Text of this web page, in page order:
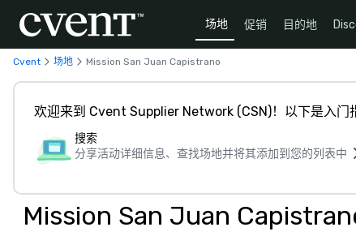
场地 促销 目的地
Cvent 场地 Mission San Juan Capistrano
欢迎来到 Cvent Supplier Network (CSN)！以下是入门
搜索
分享活动详细信息、查找场地并将其添加到您的列表中
Mission San Juan